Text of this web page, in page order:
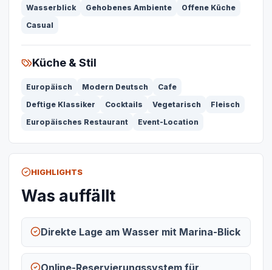
Wasserblick Gehobenes Ambiente
Offene Küche
Casual
Küche & Stil
Europäisch Modern Deutsch
Cafe
Deftige Klassiker
Cocktails Vegetarisch
Fleisch
Europäisches Restaurant
Event-Location
HIGHLIGHTS
Was auffällt
Direkte Lage am Wasser mit Marina-Blick
Online-Reservierungssystem für